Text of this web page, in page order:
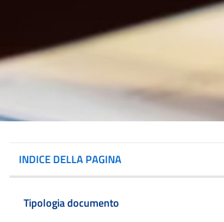
INDICE DELLA PAGINA
Tipologia documento